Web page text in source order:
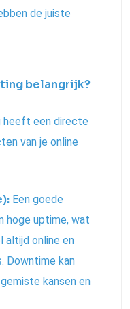
de juiste
belangrijk?
heeft een directe
van je online
Een goede
hoge uptime, wat
altijd online en
Downtime kan
kansen en